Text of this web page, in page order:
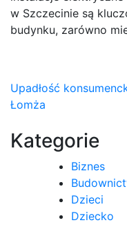
w Szczecinie są
budynku, zarówno
Nawigacja
wpisu
Upadłość
Łomża
Kategorie
Biznes
Dzieci
Dziecko